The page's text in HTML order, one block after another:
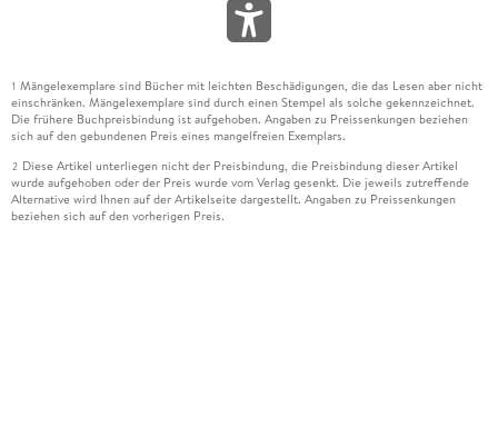
1 Mängelexemplare sind Bücher mit leichten Beschädigungen, die das Lesen aber nicht
einschränken. Mängelexemplare sind durch einen Stempel als solche gekennzeichnet.
Die frühere Buchpreisbindung ist aufgehoben. Angaben zu Preissenkungen beziehen
sich auf den gebundenen Preis eines mangelfreien Exemplars.
2 Diese Artikel unterliegen nicht der Preisbindung, die Preisbindung dieser Artikel
wurde aufgehoben oder der Preis wurde vom Verlag gesenkt. Die jeweils zutreffende
Alternative wird Ihnen auf der Artikelseite dargestellt. Angaben zu Preissenkungen
beziehen sich auf den vorherigen Preis.